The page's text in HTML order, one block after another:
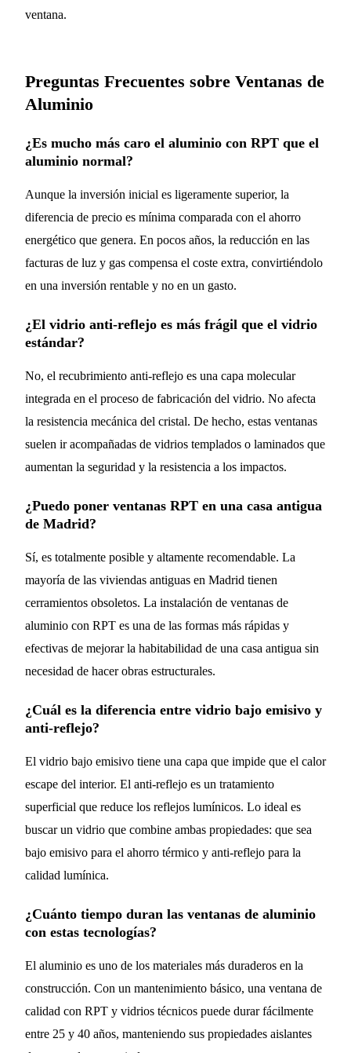
ventana.
Preguntas Frecuentes sobre Ventanas de
Aluminio
¿Es mucho más caro el aluminio con RPT que el
aluminio normal?
Aunque la inversión inicial es ligeramente superior, la
diferencia de precio es mínima comparada con el ahorro
energético que genera. En pocos años, la reducción en las
facturas de luz y gas compensa el coste extra, convirtiéndolo
en una inversión rentable y no en un gasto.
¿El vidrio anti-reflejo es más frágil que el vidrio
estándar?
No, el recubrimiento anti-reflejo es una capa molecular
integrada en el proceso de fabricación del vidrio. No afecta
la resistencia mecánica del cristal. De hecho, estas ventanas
suelen ir acompañadas de vidrios templados o laminados que
aumentan la seguridad y la resistencia a los impactos.
¿Puedo poner ventanas RPT en una casa antigua
de Madrid?
Sí, es totalmente posible y altamente recomendable. La
mayoría de las viviendas antiguas en Madrid tienen
cerramientos obsoletos. La instalación de ventanas de
aluminio con RPT es una de las formas más rápidas y
efectivas de mejorar la habitabilidad de una casa antigua sin
necesidad de hacer obras estructurales.
¿Cuál es la diferencia entre vidrio bajo emisivo y
anti-reflejo?
El vidrio bajo emisivo tiene una capa que impide que el calor
escape del interior. El anti-reflejo es un tratamiento
superficial que reduce los reflejos lumínicos. Lo ideal es
buscar un vidrio que combine ambas propiedades: que sea
bajo emisivo para el ahorro térmico y anti-reflejo para la
calidad lumínica.
¿Cuánto tiempo duran las ventanas de aluminio
con estas tecnologías?
El aluminio es uno de los materiales más duraderos en la
construcción. Con un mantenimiento básico, una ventana de
calidad con RPT y vidrios técnicos puede durar fácilmente
entre 25 y 40 años, manteniendo sus propiedades aislantes